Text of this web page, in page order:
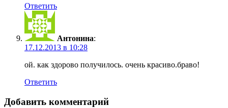
Ответить
Антонина:
17.12.2013 в 10:28
ой. как здорово получилось. очень красиво.браво!
Ответить
Добавить комментарий